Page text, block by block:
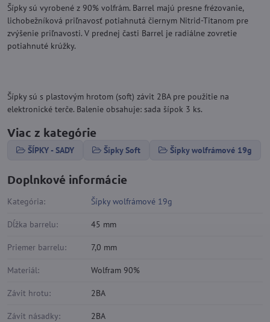
Šípky sú vyrobené z 90% volfrám. Barrel majú presne frézovanie,
lichobežníková priľnavosť potiahnutá čiernym Nitrid-Titanom pre
zvýšenie priľnavosti. V prednej časti Barrel je radiálne zovretie
potiahnuté krúžky.
Šípky sú s plastovým hrotom (soft) závit 2BA pre použitie na
elektronické terče. Balenie obsahuje: sada šípok 3 ks.
Viac z kategórie
ŠÍPKY - SADY Šípky Soft Šípky wolfrámové 19g
Doplnkové informácie
Kategória: Šípky wolfrámové 19g
Dĺžka barrelu: 45 mm
Priemer barrelu: 7,0 mm
Materiál: Wolfram 90%
Závit hrotu: 2BA
Závit násadky: 2BA